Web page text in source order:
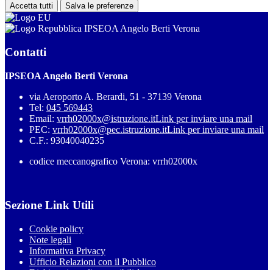
Accetta tutti Salva le preferenze
IPSEOA Angelo Berti Verona
Contatti
IPSEOA Angelo Berti Verona
via Aeroporto A. Berardi, 51 - 37139 Verona
Tel: 045 569443
Email: vrrh02000x@istruzione.itLink per inviare una mail
PEC: vrrh02000x@pec.istruzione.itLink per inviare una mail
C.F.: 93040040235
codice meccanografico Verona: vrrh02000x
Sezione Link Utili
Cookie policy
Note legali
Informativa Privacy
Ufficio Relazioni con il Pubblico